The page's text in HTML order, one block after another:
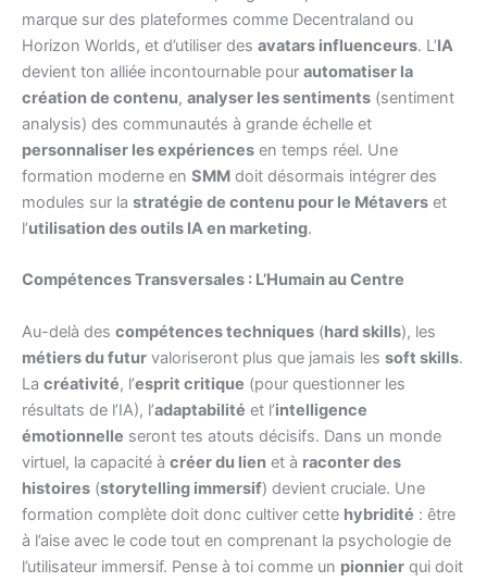
marque sur des plateformes comme Decentraland ou
Horizon Worlds, et d’utiliser des avatars influenceurs. L’IA
devient ton alliée incontournable pour automatiser la
création de contenu, analyser les sentiments (sentiment
analysis) des communautés à grande échelle et
personnaliser les expériences en temps réel. Une
formation moderne en SMM doit désormais intégrer des
modules sur la stratégie de contenu pour le Métavers et
l’utilisation des outils IA en marketing.
Compétences Transversales : L’Humain au Centre
Au-delà des compétences techniques (hard skills), les
métiers du futur valoriseront plus que jamais les soft skills.
La créativité, l’esprit critique (pour questionner les
résultats de l’IA), l’adaptabilité et l’intelligence
émotionnelle seront tes atouts décisifs. Dans un monde
virtuel, la capacité à créer du lien et à raconter des
histoires (storytelling immersif) devient cruciale. Une
formation complète doit donc cultiver cette hybridité : être
à l’aise avec le code tout en comprenant la psychologie de
l’utilisateur immersif. Pense à toi comme un pionnier qui doit